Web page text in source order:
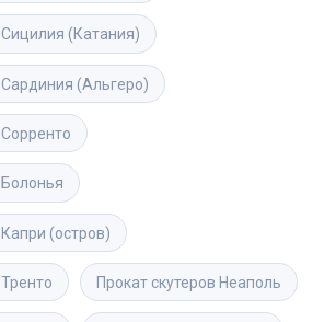
Сицилия (Катания)
Сардиния (Альгеро)
Сорренто
Болонья
Капри (остров)
Тренто Прокат скутеров Неаполь